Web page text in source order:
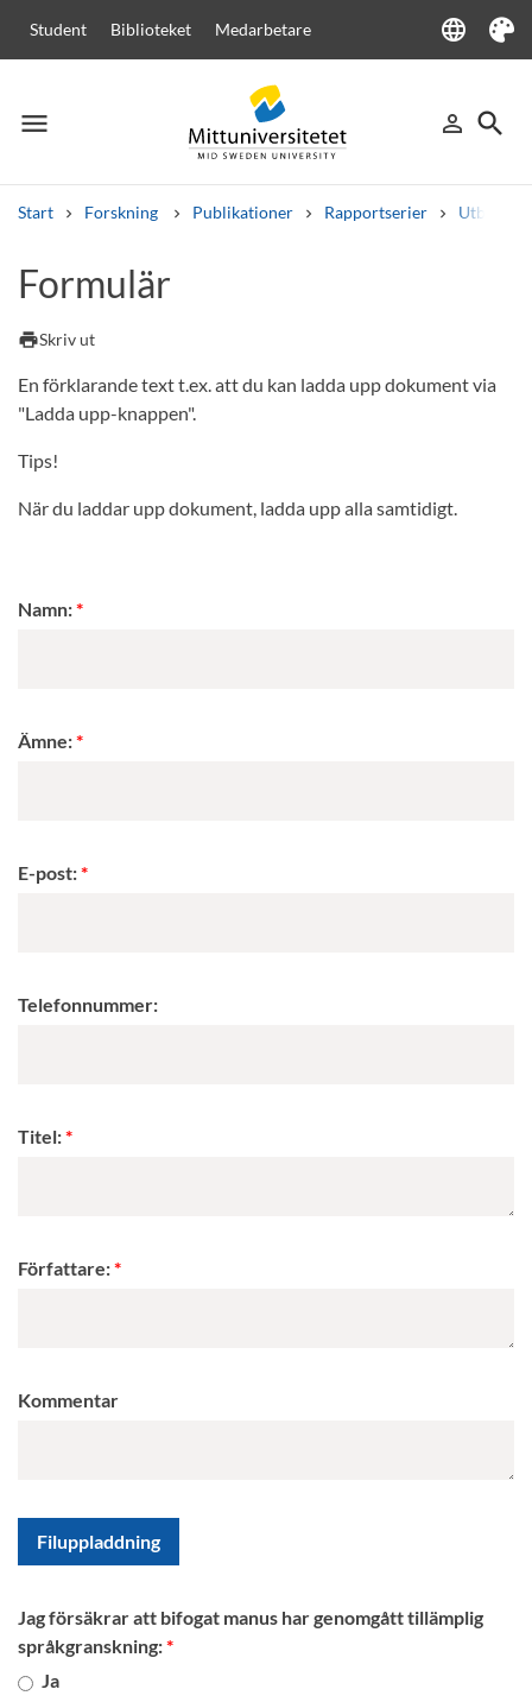
Student Biblioteket Medarbetare language
Language
Tema
menu
Meny person_outline
Logga in
search
Sök
Start Forskning Publikationer Rapportserier
Andra söktjänster
Kurser och program
Formulär
printSkriv ut
En förklarande text t.ex. att du kan ladda upp dokument via
"Ladda upp-knappen".
Tips!
När du laddar upp dokument, ladda upp alla samtidigt.
Namn:
Ämne:
E-post:
Telefonnummer:
Titel:
Författare:
Kommentar
Filuppladdning
Jag försäkrar att bifogat manus har genomgått tillämplig
språkgranskning:
Ja